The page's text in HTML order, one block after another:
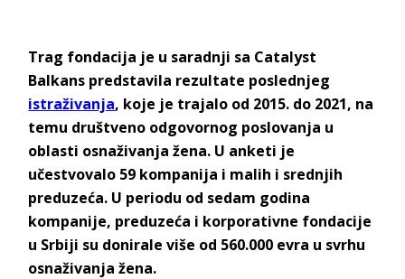
Trag fondacija je u saradnji sa Catalyst
Balkans predstavila rezultate poslednjeg
istraživanja, koje je trajalo od 2015. do 2021, na
temu društveno odgovornog poslovanja u
oblasti osnaživanja žena. U anketi je
učestvovalo 59 kompanija i malih i srednjih
preduzeća. U periodu od sedam godina
kompanije, preduzeća i korporativne fondacije
u Srbiji su donirale više od 560.000 evra u svrhu
osnaživanja žena.